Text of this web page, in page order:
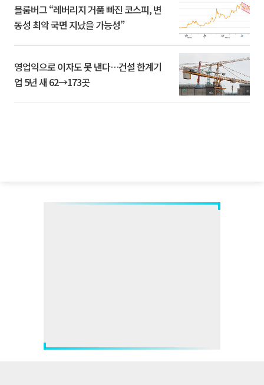
블룸버그 “레버리지 거품 빠진 코스피, 변
동성 최악 국면 지났을 가능성”
영업익으로 이자도 못 낸다…건설 한계기
업 5년 새 62→173곳